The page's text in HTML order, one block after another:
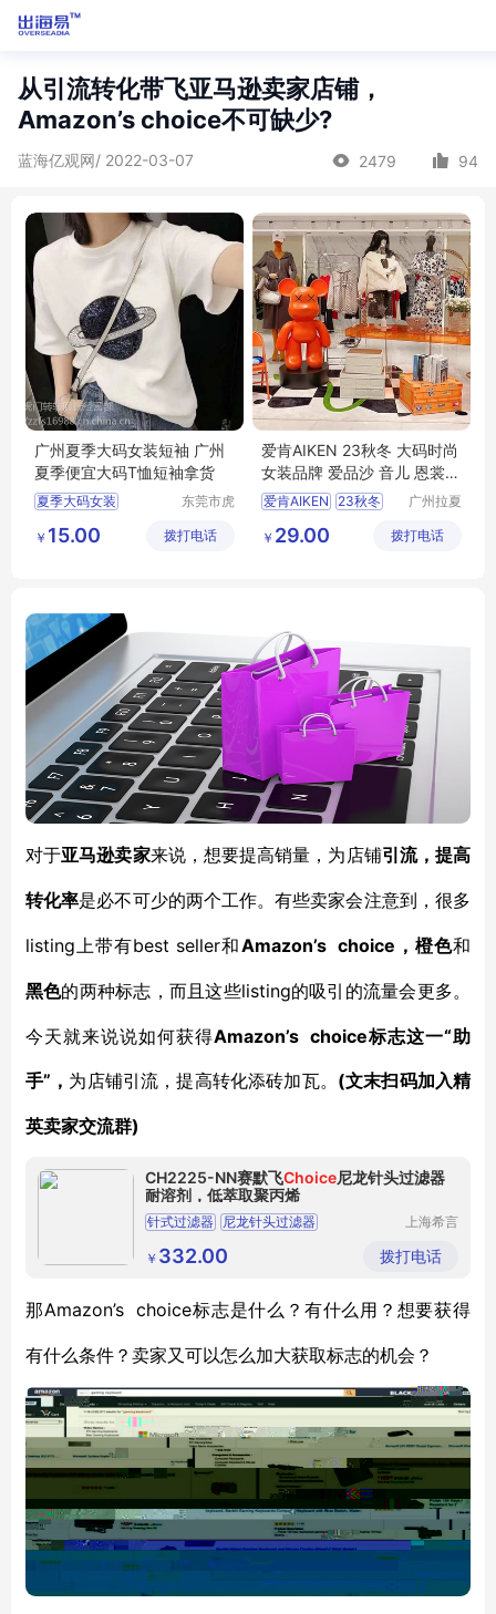
从引流转化带飞亚马逊卖家店铺，
Amazon’s choice不可缺少?
蓝海亿观网/ 2022-03-07 2479 94
广州夏季大码女装短袖 广州
夏季便宜大码T恤短袖拿货
夏季大码女装
夏季大码韩版女装
东莞市虎
饰经营部
￥ 15.00 拨打电话
爱肯AIKEN 23秋冬 大码时尚
女装品牌 爱品沙 音儿 恩裳
珂尼莎曼 批发
爱肯AIKEN
23秋冬
爱品沙 恩裳
广州拉夏
商行
￥ 29.00 拨打电话
对于亚马逊卖家来说，想要提高销量，为店铺引流，提高
转化率是必不可少的两个工作。有些卖家会注意到，很多
listing上带有best seller和Amazon’s choice，橙色和
黑色的两种标志，而且这些listing的吸引的流量会更多。
今天就来说说如何获得Amazon’s choice标志这一“助
手”， 为店铺引流，提高转化添砖加瓦。 (文末扫码加入精
英卖家交流群)
CH2225-NN赛默飞Choice尼龙针头过滤器
耐溶剂，低萃取聚丙烯
针式过滤器 尼龙针头过滤器
赛默飞针头过滤器
上海希言
有限公司
￥ 332.00 拨打电话
那Amazon’s choice标志是什么？有什么用？想要获得
有什么条件？卖家又可以怎么加大获取标志的机会？